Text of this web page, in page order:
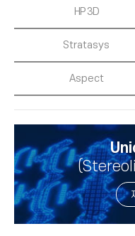
HP 3D
Stratasys
Aspect
자